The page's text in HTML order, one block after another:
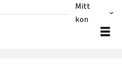
Mitt
konto